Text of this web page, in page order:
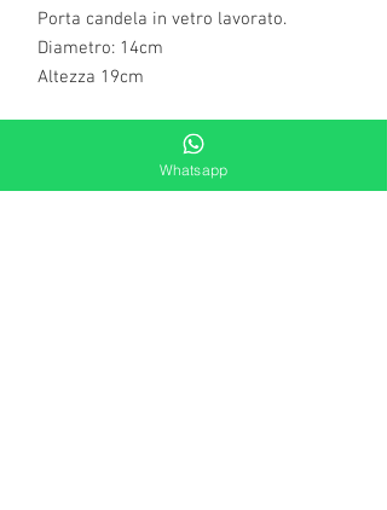
Porta candela in vetro lavorato.
Diametro: 14cm
Altezza 19cm
Whatsapp